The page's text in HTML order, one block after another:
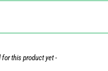
this product yet -